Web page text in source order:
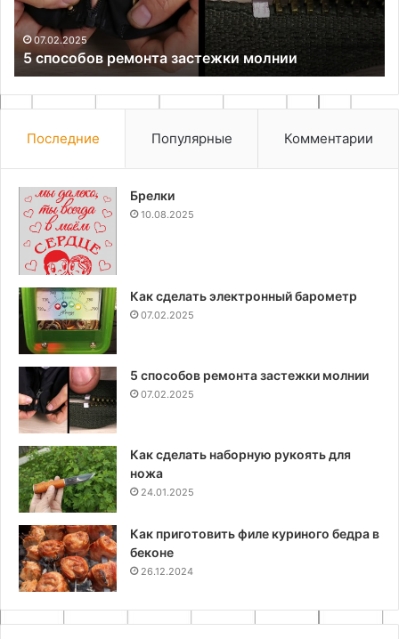
17.10.2024
Как из остатков ПВХ труб сделать шифер
Последние Популярные Комментарии
Брелки
10.08.2025
Как сделать электронный барометр
07.02.2025
5 способов ремонта застежки молнии
07.02.2025
Как сделать наборную рукоять для
ножа
24.01.2025
Как приготовить филе куриного бедра в
беконе
26.12.2024